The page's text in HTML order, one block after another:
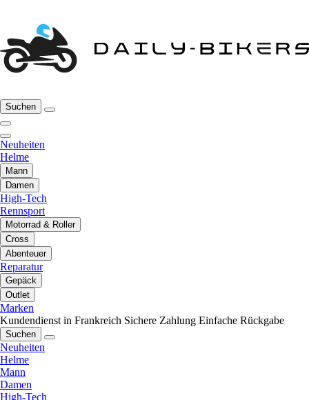
Suchen
Neuheiten
Helme
Mann
Damen
High-Tech
Rennsport
Motorrad & Roller
Cross
Abenteuer
Reparatur
Gepäck
Outlet
Marken
Kundendienst in Frankreich Sichere Zahlung Einfache Rückgabe
Suchen
Neuheiten
Helme
Mann
Damen
High-Tech